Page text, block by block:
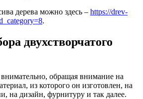
дерева можно здесь – https://drev-
.
двухстворчатого
обращая внимание на
из которого он изготовлен, на
на дизайн, фурнитуру и так далее.